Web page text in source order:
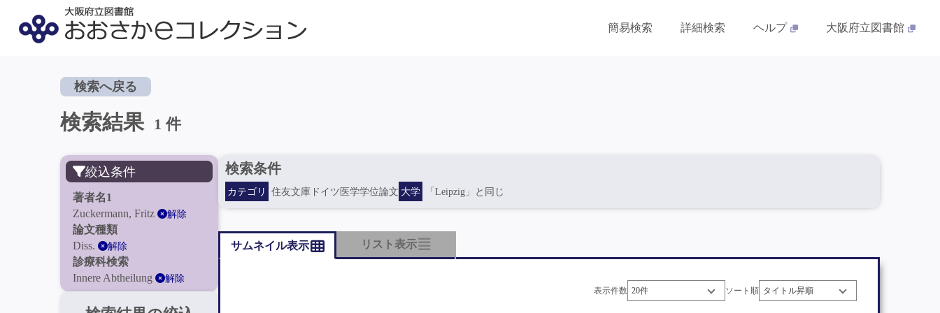
簡易検索 詳細検索 ヘルプ 大阪府立図書館
検索へ戻る
検索結果 1 件
絞込条件
著者名1
Zuckermann, Fritz
解除
論文種類
Diss.
解除
診療科検索
Innere Abtheilung
解除
検索条件
カテゴリ 住友文庫ドイツ医学学位論文 大学 「Leipzig」と同じ
サムネイル表示 リスト表示
表示件数 ソート順